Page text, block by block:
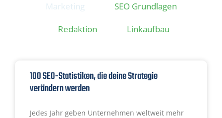
Marketing
SEO Grundlagen
Redaktion
Linkaufbau
100 SEO-Statistiken, die deine Strategie
verändern werden
Jedes Jahr geben Unternehmen weltweit mehr